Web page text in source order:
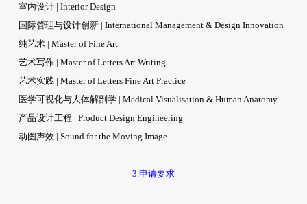
室内设计 | Interior Design
国际管理与设计创新 | International Management & Design Innovation
纯艺术 | Master of Fine Art
艺术写作 | Master of Letters Art Writing
艺术实践 | Master of Letters Fine Art Practice
医学可视化与人体解剖学 | Medical Visualisation & Human Anatomy
产品设计工程 | Product Design Engineering
动图声效 | Sound for the Moving Image
3.申请要求